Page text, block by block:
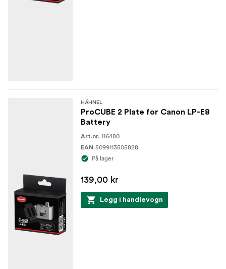
HÄHNEL
ProCUBE 2 Plate for Canon LP-E8
Battery
Art.nr. 116480
EAN 5099113505828
På lager
139,00 kr
Legg i handlevogn